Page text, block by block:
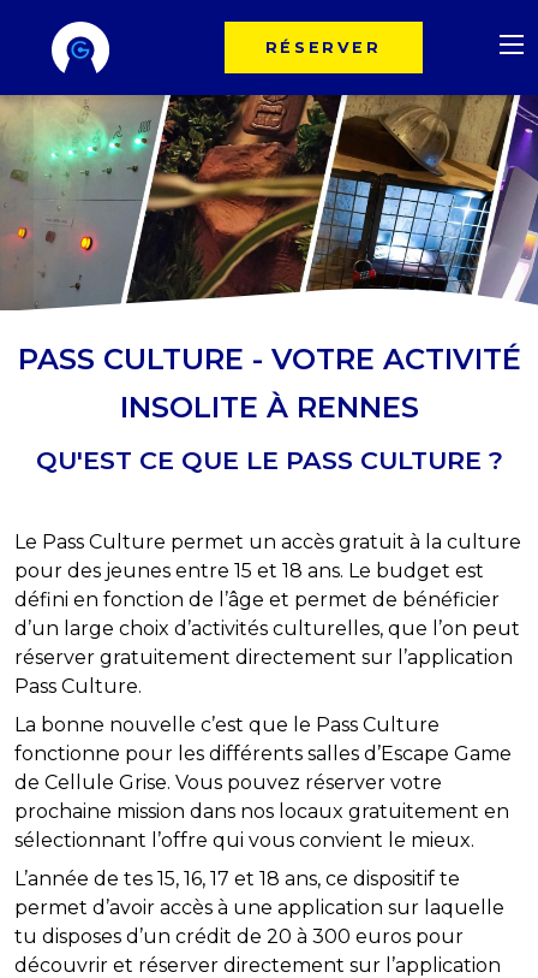
RÉSERVER
PASS CULTURE - VOTRE ACTIVITÉ
INSOLITE À RENNES
QU'EST CE QUE LE PASS CULTURE ?
Le Pass Culture permet un accès gratuit à la culture
pour des jeunes entre 15 et 18 ans. Le budget est
défini en fonction de l’âge et permet de bénéficier
d’un large choix d’activités culturelles, que l’on peut
réserver gratuitement directement sur l’application
Pass Culture.
​La bonne nouvelle c’est que le Pass Culture
fonctionne pour les différents salles d’Escape Game
de Cellule Grise. Vous pouvez réserver votre
prochaine mission dans nos locaux gratuitement en
sélectionnant l’offre qui vous convient le mieux.
​L’année de tes 15, 16, 17 et 18 ans, ce dispositif te
permet d’avoir accès à une application sur laquelle
tu disposes d’un crédit de 20 à 300 euros pour
découvrir et réserver directement sur l’application